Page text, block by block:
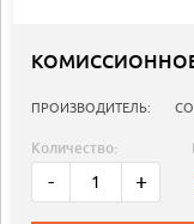
КОМИССИОННОЕ
ПРОИЗВОДИТЕЛЬ:
Количество:
- +